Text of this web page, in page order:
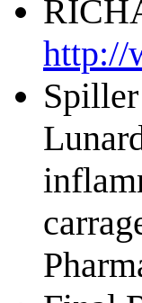
http://